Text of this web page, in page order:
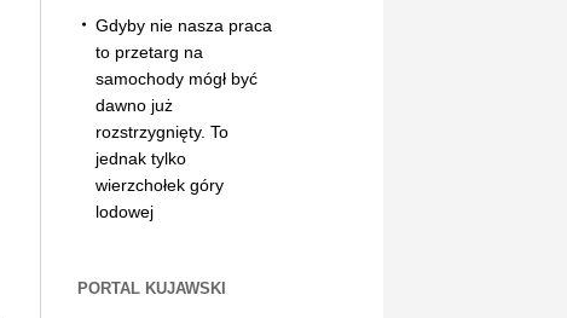
Gdyby nie nasza praca
to przetarg na
samochody mógł być
dawno już
rozstrzygnięty. To
jednak tylko
wierzchołek góry
lodowej
PORTAL KUJAWSKI